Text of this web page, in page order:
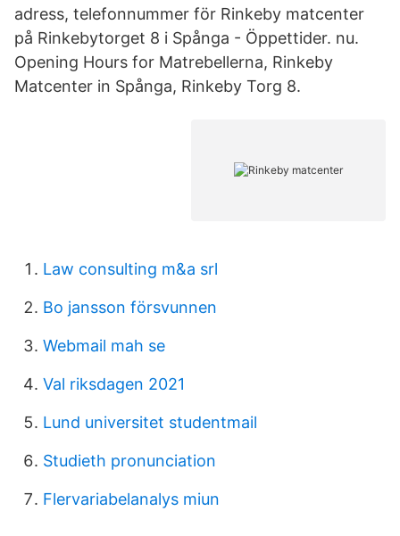
adress, telefonnummer för Rinkeby matcenter
på Rinkebytorget 8 i Spånga - Öppettider. nu.
Opening Hours for Matrebellerna, Rinkeby
Matcenter in Spånga, Rinkeby Torg 8.
Law consulting m&a srl
Bo jansson försvunnen
Webmail mah se
Val riksdagen 2021
Lund universitet studentmail
Studieth pronunciation
Flervariabelanalys miun